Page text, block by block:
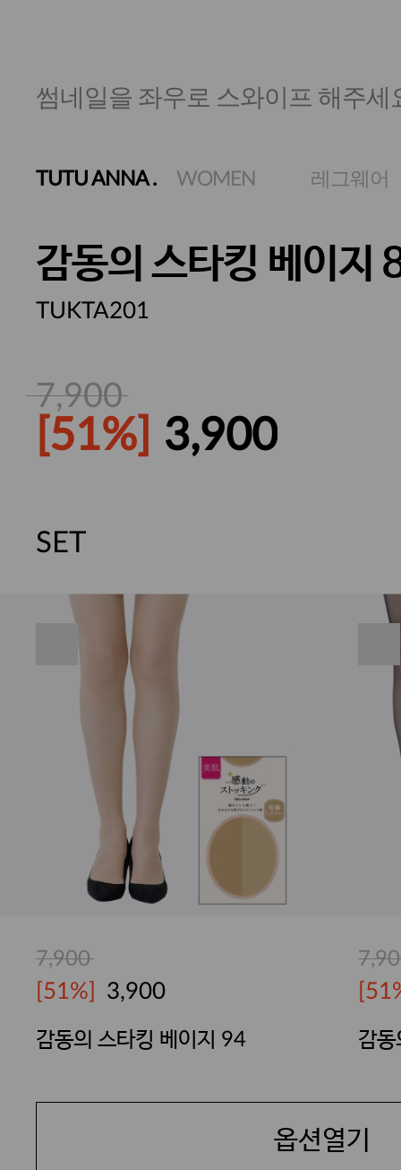
썸네일을 좌우로 스와이프 해주세
TUTU ANNA. WOMEN 레그웨어
감동의 스타킹 베이지
TUKTA201
7,900
[51%] 3,900
[썸머블프] 1만원 할인 쿠폰(8.1~31)
[썸머블프] 2만원 할인 쿠폰(8.1~31)
SET
7,900
[51%] 3,900
감동의 스타킹 베이지 94 감동
옵션열기